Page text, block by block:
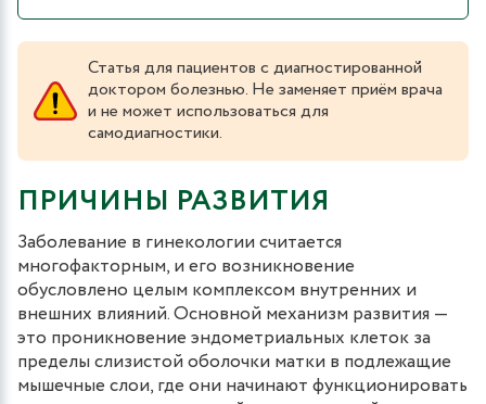
Статья для пациентов с диагностированной
доктором болезнью. Не заменяет приём врача
и не может использоваться для
самодиагностики.
ПРИЧИНЫ РАЗВИТИЯ
Заболевание в гинекологии считается
многофакторным, и его возникновение
обусловлено целым комплексом внутренних и
внешних влияний. Основной механизм развития —
это проникновение эндометриальных клеток за
пределы слизистой оболочки матки в подлежащие
мышечные слои, где они начинают функционировать